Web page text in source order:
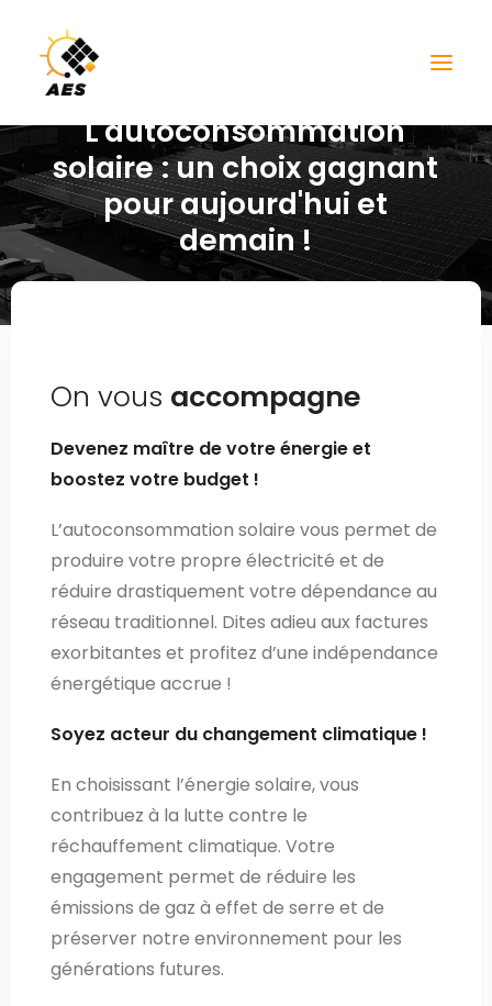
L'autoconsommation
solaire:unchoixgagnant
pouraujourd'hui et
demain!
On vous accompagne
Devenez maître de votre énergie et
boostez votre budget !
L’autoconsommation solaire vous permet de
produire votre propre électricité et de
réduire drastiquement votre dépendance au
réseau traditionnel. Dites adieu aux factures
exorbitantes et profitez d’une indépendance
énergétique accrue !
Soyez acteur du changement climatique !
En choisissant l’énergie solaire, vous
contribuez à la lutte contre le
réchauffement climatique. Votre
engagement permet de réduire les
émissions de gaz à effet de serre et de
préserver notre environnement pour les
générations futures.